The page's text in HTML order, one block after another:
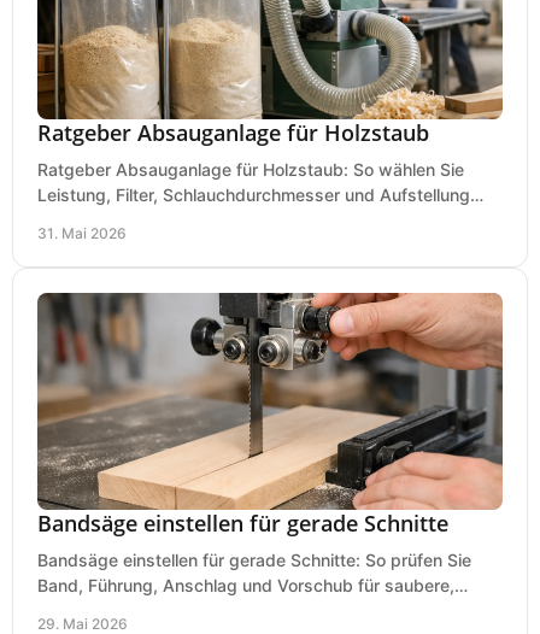
Ratgeber Absauganlage für Holzstaub
Ratgeber Absauganlage für Holzstaub: So wählen Sie
Leistung, Filter, Schlauchdurchmesser und Aufstellung
31. Mai 2026
Bandsäge einstellen für gerade Schnitte
Bandsäge einstellen für gerade Schnitte: So prüfen Sie
Band, Führung, Anschlag und Vorschub für saubere,
29. Mai 2026